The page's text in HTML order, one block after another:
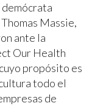
Massie,
ante la
Our Health
propósito es
todo el
de